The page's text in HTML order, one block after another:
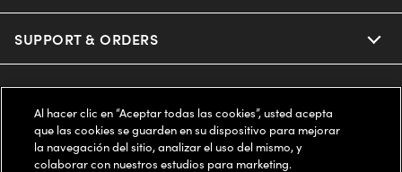
Oakley
Oakley Meta
Our Sunglasses
Our Contact Lenses
Ray-Ban | Meta
Offers & Discount
Insurance
FSA & HSA
SUPPORT & ORDERS
Help Center
Online Order Status
LEGAL
Privacy Policy
COMPANY INFO
Al hacer clic en “Aceptar todas las cookies”, usted acepta
que las cookies se guarden en su dispositivo para mejorar
la navegación del sitio, analizar el uso del mismo, y
colaborar con nuestros estudios para marketing.